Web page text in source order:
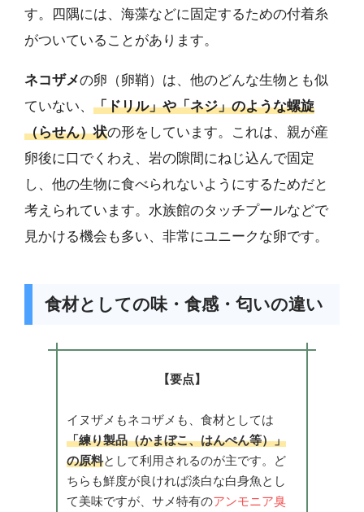
す。四隅には、海藻などに固定するための付着糸
がついていることがあります。
ネコザメの卵（卵鞘）は、他のどんな生物とも似
ていない、 「ドリル」や「ネジ」のような螺旋
（らせん）状の形をしています。これは、親が産
卵後に口でくわえ、岩の隙間にねじ込んで固定
し、他の生物に食べられないようにするためだと
考えられています。水族館のタッチプールなどで
見かける機会も多い、非常にユニークな卵です。
食材としての味・食感・匂いの違い
【要点】
イヌザメもネコザメも、食材としては
「練り製品（かまぼこ、はんぺん等）」
の原料として利用されるのが主です。ど
ちらも鮮度が良ければ淡白な白身魚とし
て美味ですが、サメ特有のアンモニア臭